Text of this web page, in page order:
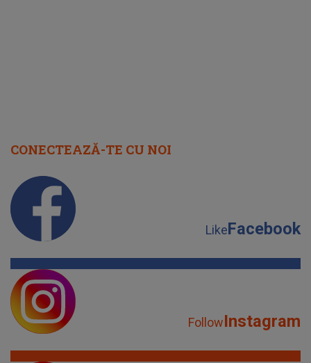
CONECTEAZĂ-TE CU NOI
LikeFacebook
FollowInstagram